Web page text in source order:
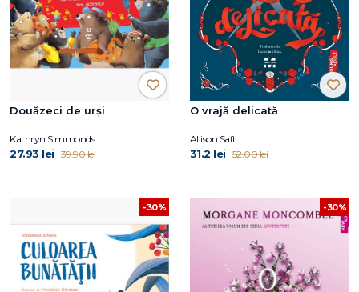
Douăzeci de urși
Kathryn Simmonds
27.93 lei 39.90 lei
O vrajă delicată
Allison Saft
31.2 lei 52.00 lei
-30% -30%